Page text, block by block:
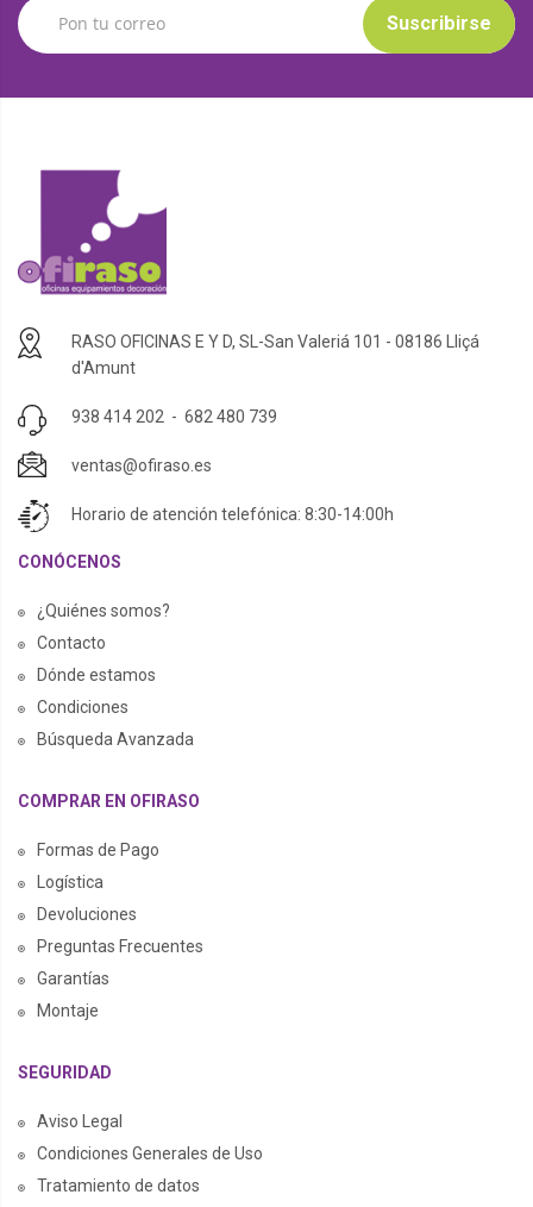
Suscribirse
RASO OFICINAS E Y D, SL-San Valeriá 101 - 08186 Lliçá
d'Amunt
938 414 202 - 682 480 739
ventas@ofiraso.es
Horario de atención telefónica: 8:30-14:00h
CONÓCENOS
¿Quiénes somos?
Contacto
Dónde estamos
Condiciones
Búsqueda Avanzada
COMPRAR EN OFIRASO
Formas de Pago
Logística
Devoluciones
Preguntas Frecuentes
Garantías
Montaje
SEGURIDAD
Aviso Legal
Condiciones Generales de Uso
Tratamiento de datos